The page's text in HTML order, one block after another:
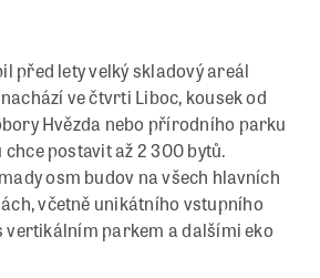
před lety velký skladový areál
ve čtvrti Liboc, kousek od
Hvězda nebo přírodního parku
postavit až 2 300 bytů.
osm budov na všech hlavních
včetně unikátního vstupního
vertikálním parkem a dalšími eko